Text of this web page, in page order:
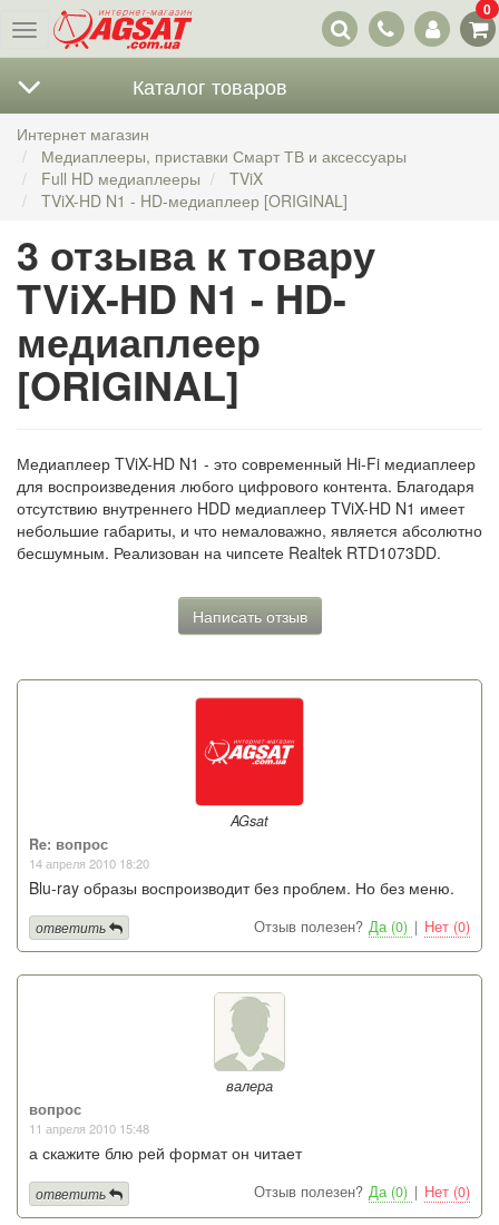
Меню
Наши
контакты
0
Каталог товаров
Интернет магазин
Медиаплееры, приставки Смарт ТВ и аксессуары
Full HD медиаплееры
TViX
TViX-HD N1 - HD-медиаплеер [ORIGINAL]
3 отзыва к товару
TViX-HD N1 - HD-
медиаплеер
[ORIGINAL]
Медиаплеер TViX-HD N1 - это современный Hi-Fi медиаплеер
для воспроизведения любого цифрового контента. Благодаря
отсутствию внутреннего HDD медиаплеер TViX-HD N1 имеет
небольшие габариты, и что немаловажно, является абсолютно
бесшумным. Реализован на чипсете Realtek RTD1073DD.
Написать отзыв
AGsat
Re: вопрос
14 апреля 2010 18:20
Blu-ray образы воспроизводит без проблем. Но без меню.
Отзыв полезен? Да (0) | Нет (0)
ответить
валера
вопрос
11 апреля 2010 15:48
а скажите блю рей формат он читает
Отзыв полезен? Да (0) | Нет (0)
ответить